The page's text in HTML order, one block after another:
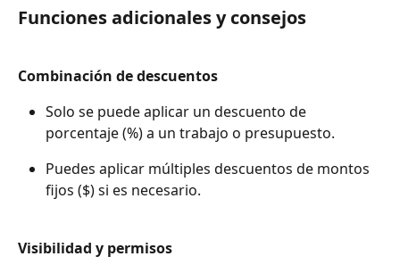
Funciones adicionales y consejos
Combinación de descuentos
Solo se puede aplicar un descuento de
porcentaje (%) a un trabajo o presupuesto.
Puedes aplicar múltiples descuentos de montos
fijos ($) si es necesario.
Visibilidad y permisos